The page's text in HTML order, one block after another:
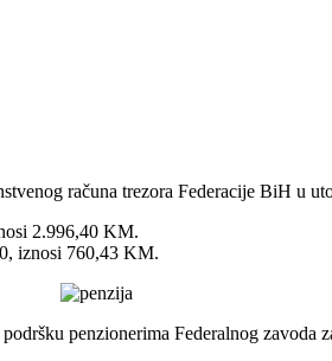
računa trezora Federacije BiH u
2.996,40 KM.
iznosi 760,43 KM.
penzionerima Federalnog zavoda